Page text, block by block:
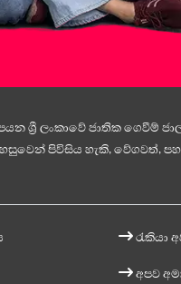
ශ්‍රී ලංකාවේ ජාතික ගෙවීම්
පිවිසිය හැකි, වේගවත්,
රැකියා
අපව